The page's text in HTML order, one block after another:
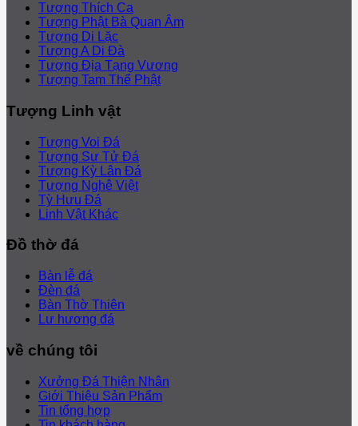
Tượng Thích Ca
Tượng Phật Bà Quan Âm
Tượng Di Lặc
Tượng A Di Đà
Tượng Địa Tạng Vương
Tượng Tam Thế Phật
Tượng Linh vật
Tượng Voi Đá
Tượng Sư Tử Đá
Tượng Kỳ Lân Đá
Tượng Nghê Việt
Tỳ Hưu Đá
Linh Vật Khác
Đồ thờ đá
Bàn lễ đá
Đèn đá
Bàn Thờ Thiên
Lư hương đá
về chúng tôi
Xưởng Đá Thiện Nhân
Giới Thiệu Sản Phẩm
Tin tổng hợp